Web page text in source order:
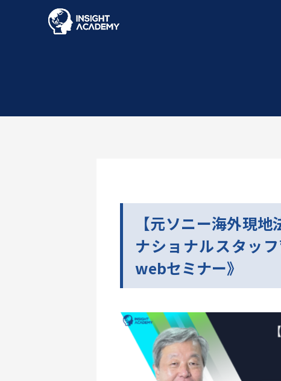
【元ソニー海外現
ナショナルスタッ
webセミナー》